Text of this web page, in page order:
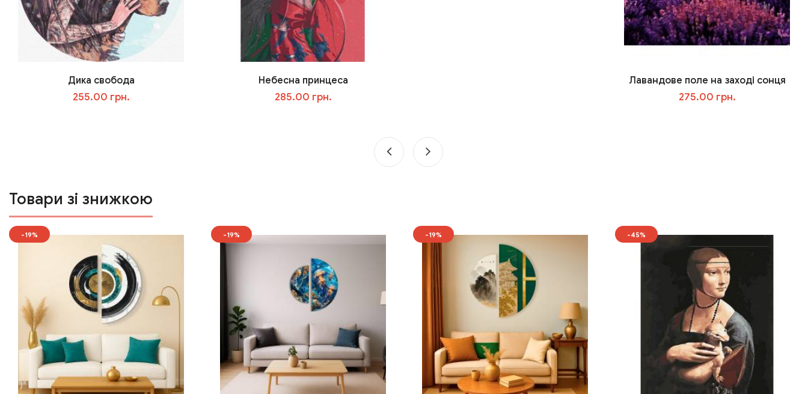
Дика свобода
255.00 грн.
Небесна принцеса
285.00 грн.
Лавандове поле на заході сонця
275.00 грн.
Товари зі знижкою
-19% -19% -19% -45%